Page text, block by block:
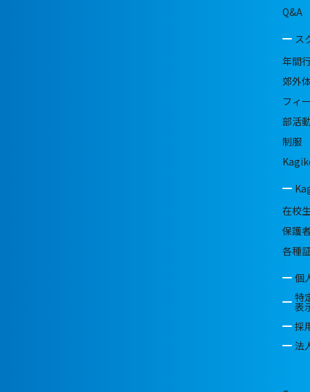
Q&A
ス
年間
郊外
フィ
部活
制服
在校
保護
各種
個
特
表
採
法